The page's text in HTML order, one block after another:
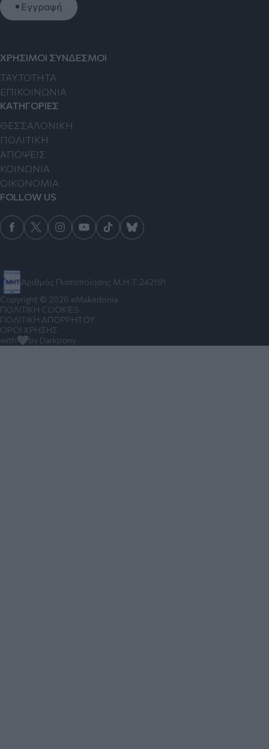
Εγγραφή
Αριθμός Πιστοποίησης Μ.Η.Τ.242191
ΧΡΗΣΙΜΟΙ ΣΥΝΔΕΣΜΟΙ
TAYTOTHTA
ΕΠΙΚΟΙΝΩΝΙΑ
ΚΑΤΗΓΟΡΙΕΣ
ΘΕΣΣΑΛΟΝΙΚΗ
ΠΟΛΙΤΙΚΗ
ΑΠΟΨΕΙΣ
ΚΟΙΝΩΝΙΑ
ΟΙΚΟΝΟΜΙΑ
FOLLOW US
Copyright © 2026 eMakedonia
ΠΟΛΙΤΙΚΗ COOKIES
ΠΟΛΙΤΙΚΗ ΑΠΟΡΡΗΤΟΥ
ΟΡΟΙ ΧΡΗΣΗΣ
with
by Darkpony